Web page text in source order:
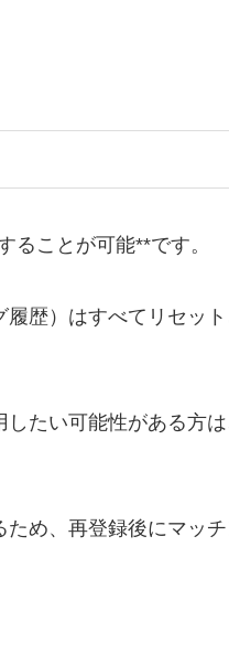
ることが可能**です。
歴）はすべてリセッ
たい可能性がある方
め、再登録後にマッ